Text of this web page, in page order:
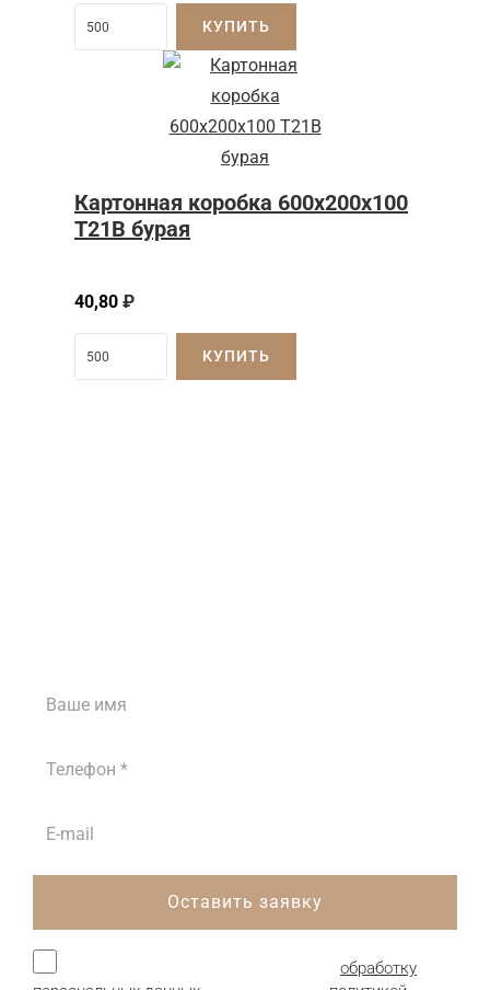
КУПИТЬ
Картонная коробка 600x200x100
Т21B бурая
40,80 ₽
КУПИТЬ
Оставить заявку
обработку